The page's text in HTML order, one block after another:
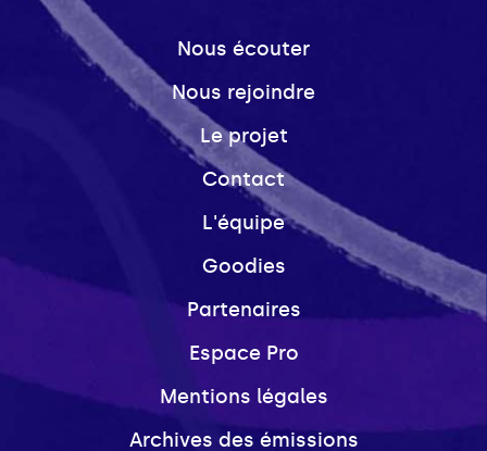
Nous écouter
Nous rejoindre
Le projet
Contact
L'équipe
Goodies
Partenaires
Espace Pro
Mentions légales
Archives des émissions